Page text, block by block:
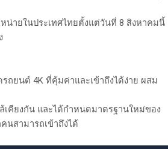
หน่ายในประเทศไทยตั้งแต่วันที่ 8 สิงหาคมนี้
ถยนต์ 4K ที่คุ้มค่าและเข้าถึงได้ง่าย ผสม
คียงกัน และได้กำหนดมาตรฐานใหม่ของ
นสามารถเข้าถึงได้